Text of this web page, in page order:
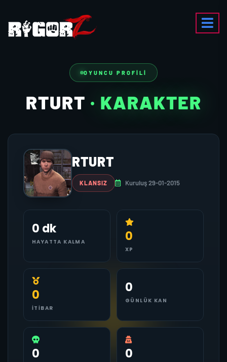
OYUNCU PROFILI
RTURT · KARAKTER
RTURT
KLANSIZ Kuruluş 29-01-2015
0 dk
HAYATTA KALMA 0
XP
0
İTIBAR
0
GÜNLÜK KAN
0 0